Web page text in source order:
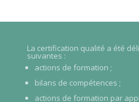
La certification qualité a été
suivantes :
actions de formation ;
bilans de compétences ;
actions de formation par